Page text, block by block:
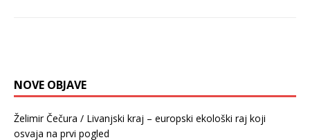
NOVE OBJAVE
Želimir Čečura / Livanjski kraj – europski ekološki raj koji
osvaja na prvi pogled